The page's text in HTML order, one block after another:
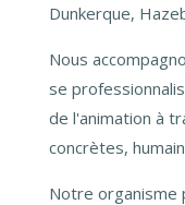
Dunkerque,
Nous
se
de l'animation à
concrètes,
Notre organisme